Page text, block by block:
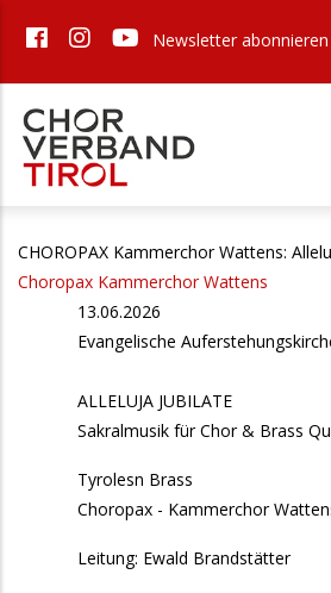
zum
Newsletter abonnieren
CHOROPAX Kammerchor Wattens:
Choropax Kammerchor Wattens
13.06.2026
Evangelische
ALLELUJA JUBILATE
Sakralmusik für Chor & Brass
Tyrolesn Brass
Choropax - Kammerchor
Leitung: Ewald Brandstätter